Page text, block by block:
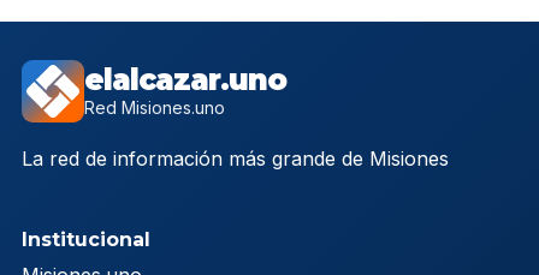
elalcazar.uno
Red Misiones.uno
La red de información más grande de Misiones
Institucional